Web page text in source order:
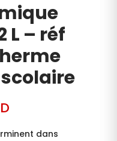
L – réf
dans